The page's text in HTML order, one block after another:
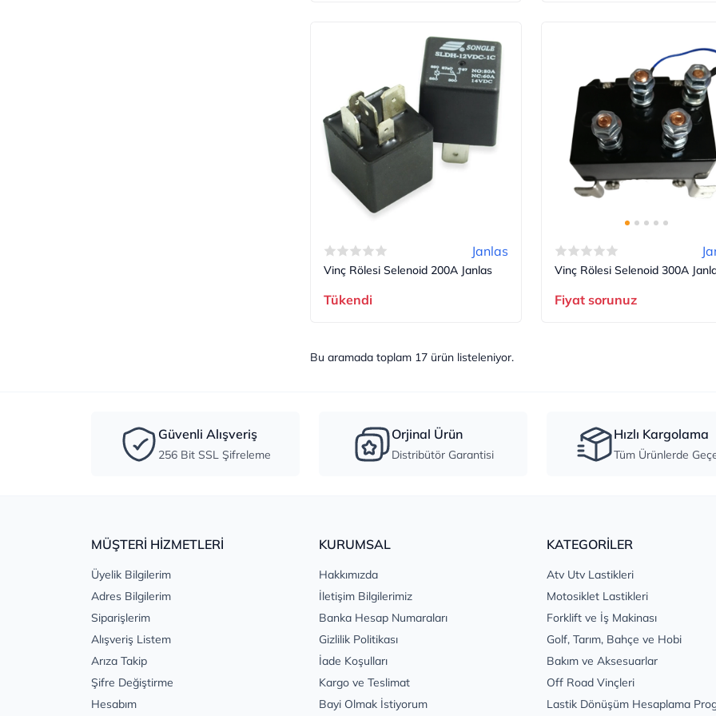
Janlas
Vinç Rölesi Selenoid 200A Janlas
Tükendi
Vinç Rölesi Selenoid 300A
Fiyat sorunuz
Bu aramada toplam 17 ürün listeleniyor.
Güvenli Alışveriş
256 Bit SSL Şifreleme
Orjinal Ürün
Distribütör Garantisi
Hızlı Kargolama
Tüm Ürünlerde
MÜŞTERİ HİZMETLERİ
Üyelik Bilgilerim
Adres Bilgilerim
Siparişlerim
Alışveriş Listem
Arıza Takip
Şifre Değiştirme
Hesabım
KURUMSAL
Hakkımızda
İletişim Bilgilerimiz
Banka Hesap Numaraları
Gizlilik Politikası
İade Koşulları
Kargo ve Teslimat
Bayi Olmak İstiyorum
KATEGORİLER
Atv Utv Lastikleri
Motosiklet Lastikleri
Forklift ve İş Makinası
Golf, Tarım, Bahçe ve Hobi
Bakım ve Aksesuarlar
Off Road Vinçleri
Lastik Dönüşüm Hesaplama